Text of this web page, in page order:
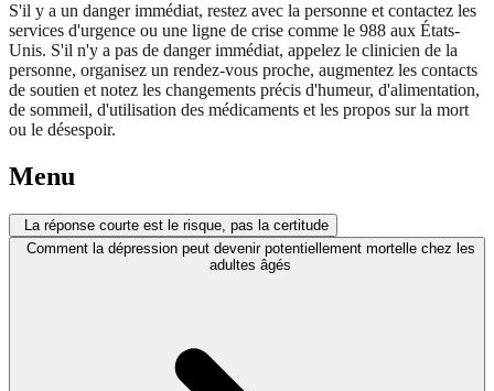
S'il y a un danger immédiat, restez avec la personne et contactez les
services d'urgence ou une ligne de crise comme le 988 aux États-
Unis. S'il n'y a pas de danger immédiat, appelez le clinicien de la
personne, organisez un rendez-vous proche, augmentez les contacts
de soutien et notez les changements précis d'humeur, d'alimentation,
de sommeil, d'utilisation des médicaments et les propos sur la mort
ou le désespoir.
Menu
La réponse courte est le risque, pas la certitude
Comment la dépression peut devenir potentiellement mortelle chez les
adultes âgés